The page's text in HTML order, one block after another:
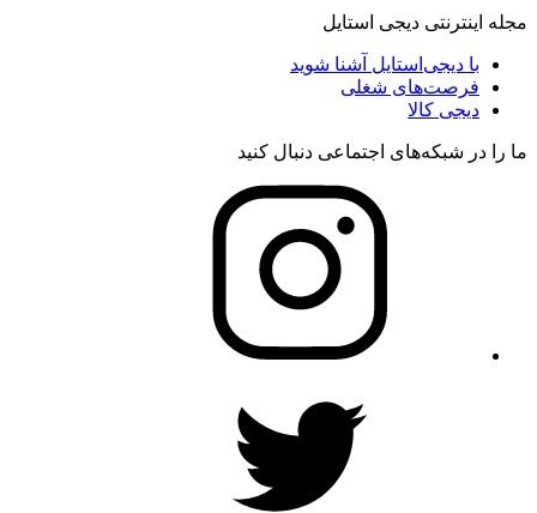
مجله اینترنتی دیجی استایل
با دیجی‌استایل آشنا شوید
فرصت‌های شغلی
دیجی کالا
ما را در شبکه‌های اجتماعی دنبال کنید